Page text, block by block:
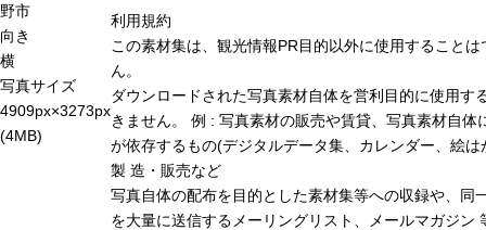
野市
向き
横
写真サイズ
4909px×3273px
(4MB)
利用規約
この素材集は、観光情報PR目的以外に使用することは
ん。
ダウンロードされた写真素材自体を営利目的に使用す
きません。 例 : 写真素材の販売や賃貸、写真素材自体
が依存するもの(デジタルデータ集、カレンダー、絵は
製 造・販売など
写真自体の配布を目的とした素材集等への収録や、同
を大量に送信するメーリングリスト、メールマガジン